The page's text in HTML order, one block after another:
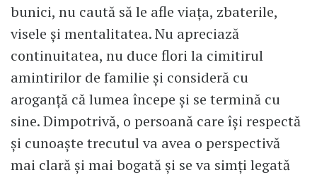
bunici, nu caută să le afle viața, zbaterile,
visele și mentalitatea. Nu apreciază
continuitatea, nu duce flori la cimitirul
amintirilor de familie și consideră cu
aroganță că lumea începe și se termină cu
sine. Dimpotrivă, o persoană care își respectă
și cunoaște trecutul va avea o perspectivă
mai clară și mai bogată și se va simți legată